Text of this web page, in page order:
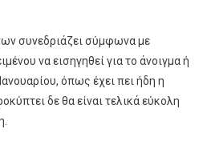
συνεδριάζει σύμφωνα με
να εισηγηθεί για το άνοιγμα ή
όπως έχει πει ήδη η
δε θα είναι τελικά εύκολη